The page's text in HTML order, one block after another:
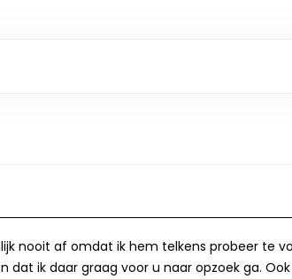
nooit af omdat ik hem telkens probeer te
ik daar graag voor u naar opzoek ga.